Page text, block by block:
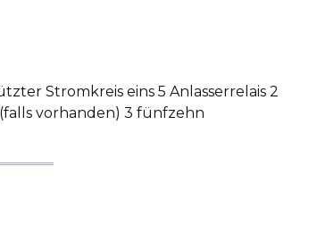
Stromkreis eins 5 Anlasserrelais 2
vorhanden) 3 fünfzehn